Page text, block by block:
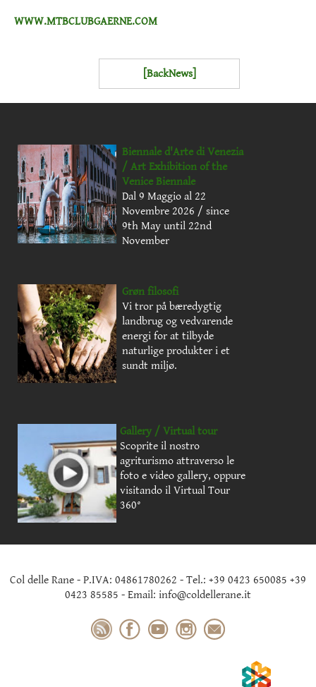
WWW.MTBCLUBGAERNE.COM
[BackNews]
Biennale d'Arte di Venezia
/ Art Exhibition of the
Venice Biennale
Dal 9 Maggio al 22
Novembre 2026 / since
9th May until 22nd
November
Grøn filosofi
Vi tror på bæredygtig
landbrug og vedvarende
energi for at tilbyde
naturlige produkter i et
sundt miljø.
Gallery / Virtual tour
Scoprite il nostro
agriturismo attraverso le
foto e video gallery, oppure
visitando il Virtual Tour
360°
Col delle Rane - P.IVA: 04861780262 - Tel.: +39 0423 650085 +39
0423 85585 - Email: info@coldellerane.it